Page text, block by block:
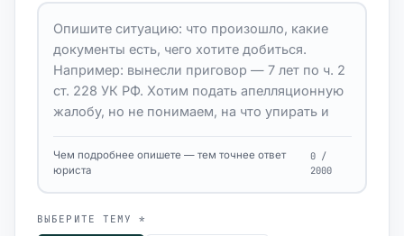
Чем подробнее опишете — тем точнее ответ
юриста
0 /
2000
ВЫБЕРИТЕ ТЕМУ *